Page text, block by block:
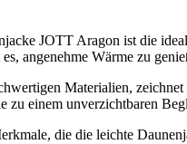
JOTT Aragon ist die
angenehme Wärme zu
Materialien,
zu einem unverzichtbaren
die die leichte